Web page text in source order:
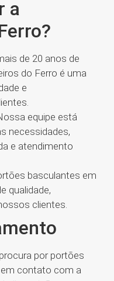
a
de 20 anos de
do Ferro é uma
e
equipe está
necessidades,
e atendimento
basculantes em
qualidade,
clientes.
por portões
em contato com a